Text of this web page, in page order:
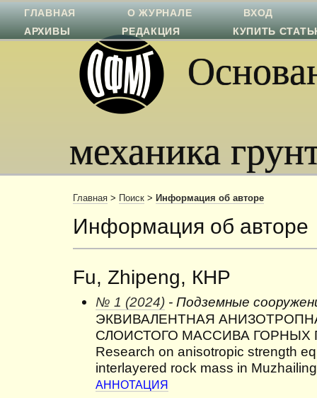
механика
ГЛАВНАЯ О ЖУРНАЛЕ
ВХОД
АРХИВЫ
РЕДАКЦИЯ КУПИТЬ
Главная > Поиск > Информация об авторе
Информация об авторе
Fu, Zhipeng, КНР
№ 1 (2024)- Подземные
ЭКВИВАЛЕНТНАЯ
СЛОИСТОГО МАССИВА ГОРНЫХ
Research on anisotropic strength
interlayered rock mass in
АННОТАЦИЯ